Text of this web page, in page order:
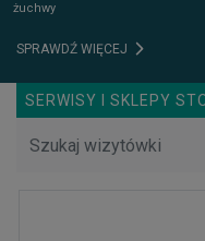
żuchwy
SPRAWDŹ WIĘCEJ
SERWISY I SKLEPY